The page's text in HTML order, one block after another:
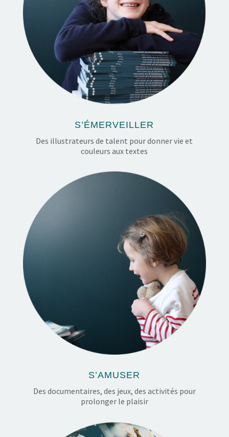
S’ÉMERVEILLER
Des illustrateurs de talent pour donner vie et
couleurs aux textes
S’AMUSER
Des documentaires, des jeux, des activités pour
prolonger le plaisir